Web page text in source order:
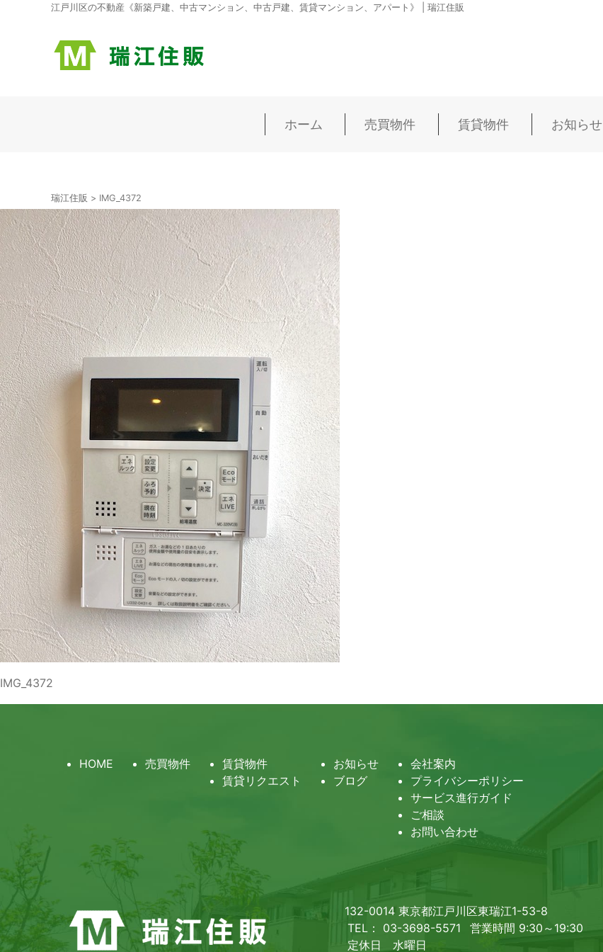
江戸川区の不動産《新築戸建、中古マンション、中古戸建、賃貸マンション、アパート》 | 瑞江住販
ホーム 売買物件 賃貸物件 お知らせ
瑞江住販 > IMG_4372
IMG_4372
HOME 売買物件
賃貸物件
賃貸リクエスト
お知らせ
ブログ
会社案内
プライバシーポリシー
サービス進行ガイド
ご相談
お問い合わせ
132-0014 東京都江戸川区東瑞江1-53-8
TEL： 03-3698-5571
営業時間 9:30～19:30
定休日 水曜日